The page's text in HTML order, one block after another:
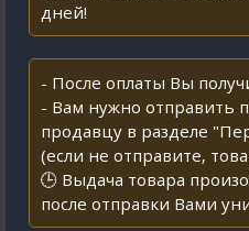
дней!
- После оплаты Вы
- Вам нужно отправить
продавцу в разделе
(если не отправите,
🕒 Выдача товара
после отправки Вами